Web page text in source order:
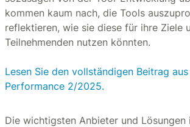
kommen kaum nach, die Tools
reflektieren, wie sie diese für ihre Ziele
Teilnehmenden nutzen könnten.
Lesen Sie den vollständigen Beitrag
Performance 2/2025.
Die wichtigsten Anbieter und Lösungen